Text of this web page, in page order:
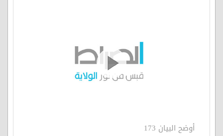
أوضح البيان 173